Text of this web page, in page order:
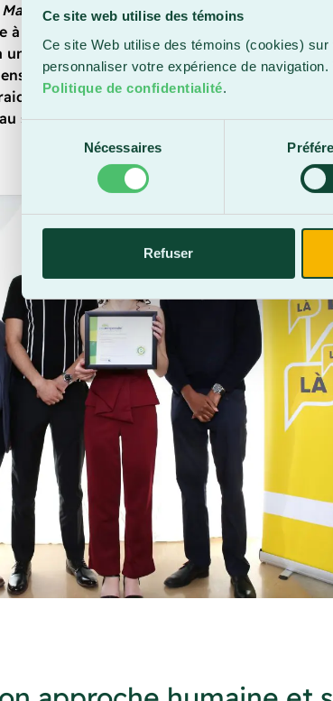
Ce site web utilise des témoins
Ce site Web utilise des témoins (cookies)
personnaliser votre expérience de
Politique de confidentialité.
consentement
Nécessaires
Refuser
Marchése distingue aussi par son caractère
à une plateforme numérique développée
une gestion étudiante autonome, il facilite
essentiels dans une approche fondée sur la
Il contribue ainsi à renforcer la solidarité
sein de la communauté étudiante.